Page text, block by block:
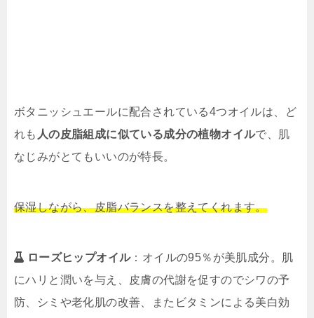
ボタニッシュエールに配合されている4つオイルは、ど
れも 人の皮脂組成に似ている成分の植物オイルで、肌
なじみがとてもいいのが特長。
保湿しながら、皮脂バランスを整えてくれます。
ローズヒップオイル：オイルの95％が美肌成分。肌
にハリと潤いを与え、皮膚の代謝を促すのでシワの予
防、シミや老化肌の改善、またビタミンによる美白効